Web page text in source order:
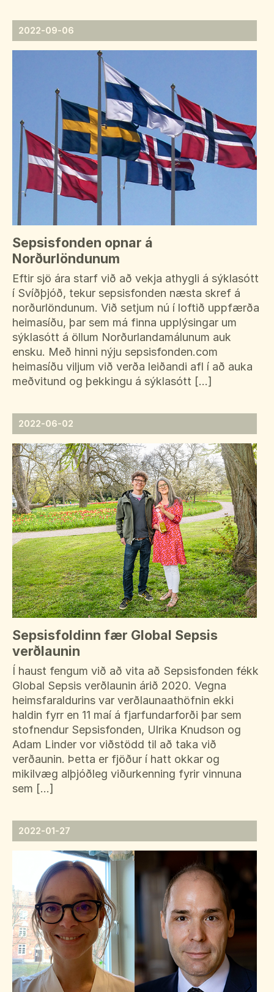
Svenska
Dansk
2022-09-06
Sepsisfonden opnar á
Norðurlöndunum
Eftir sjö ára starf við að vekja athygli á sýklasótt
í Svíðþjóð, tekur sepsisfonden næsta skref á
norðurlöndunum. Við setjum nú í loftið uppfærða
heimasíðu, þar sem má finna upplýsingar um
sýklasótt á öllum Norðurlandamálunum auk
ensku. Með hinni nýju sepsisfonden.com
heimasíðu viljum við verða leiðandi afl í að auka
meðvitund og þekkingu á sýklasótt […]
2022-06-02
Sepsisfoldinn fær Global Sepsis
verðlaunin
Í haust fengum við að vita að Sepsisfonden fékk
Global Sepsis verðlaunin árið 2020. Vegna
heimsfaraldurins var verðlaunaathöfnin ekki
haldin fyrr en 11 maí á fjarfundarforði þar sem
stofnendur Sepsisfonden, Ulrika Knudson og
Adam Linder vor viðstödd til að taka við
verðaunin. Þetta er fjöður í hatt okkar og
mikilvæg alþjóðleg viðurkenning fyrir vinnuna
sem […]
2022-01-27